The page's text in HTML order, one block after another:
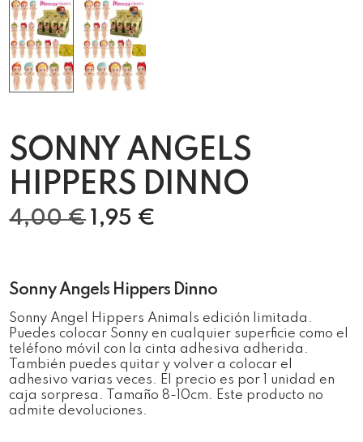
SONNY ANGELS
HIPPERS DINNO
4,00€ 1,95 €
Sonny Angels Hippers Dinno
Sonny Angel Hippers Animals edición limitada.
Puedes colocar Sonny en cualquier superficie como el
teléfono móvil con la cinta adhesiva adherida.
También puedes quitar y volver a colocar el
adhesivo varias veces. El precio es por 1 unidad en
caja sorpresa. Tamaño 8-10cm. Este producto no
admite devoluciones.